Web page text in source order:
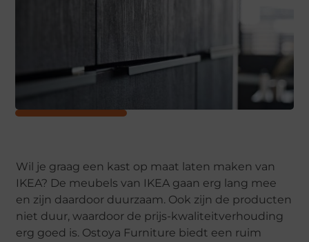
Wil je graag een kast op maat laten maken van
IKEA? De meubels van IKEA gaan erg lang mee
en zijn daardoor duurzaam. Ook zijn de producten
niet duur, waardoor de prijs-kwaliteitverhouding
erg goed is. Ostoya Furniture biedt een ruim